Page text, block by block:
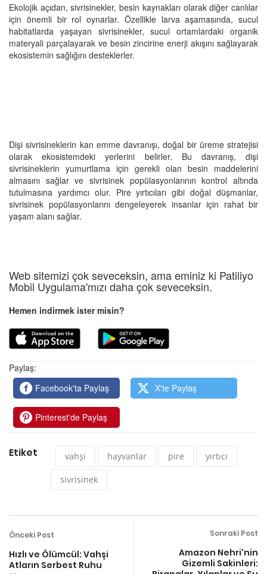
Ekolojik açıdan, sivrisinekler, besin kaynakları olarak diğer canlılar
için önemli bir rol oynarlar. Özellikle larva aşamasında, sucul
habitatlarda yaşayan sivrisinekler, sucul ortamlardaki organik
materyali parçalayarak ve besin zincirine enerji akışını sağlayarak
ekosistemin sağlığını desteklerler.
Dişi sivrisineklerin kan emme davranışı, doğal bir üreme stratejisi
olarak ekosistemdeki yerlerini belirler. Bu davranış, dişi
sivrisineklerin yumurtlama için gerekli olan besin maddelerini
almasını sağlar ve sivrisinek popülasyonlarının kontrol altında
tutulmasına yardımcı olur. Pire yırtıcıları gibi doğal düşmanlar,
sivrisinek popülasyonlarını dengeleyerek insanlar için rahat bir
yaşam alanı sağlar.
Web sitemizi çok seveceksin, ama eminiz ki Patiliyo
Mobil Uygulama'mızı daha çok seveceksin.
Hemen indirmek ister misin?
Paylaş:
Facebook'ta Paylaş
X'te Paylaş
Pinterest'de Paylaş
Etiket vahşi hayvanlar pire yırtıcı
sivrisinek
Önceki Post
Hızlı ve Ölümcül: Vahşi
Atların Serbest Ruhu
Sonraki Post
Amazon Nehri'nin
Gizemli Sakinleri: